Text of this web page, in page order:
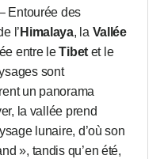
Entourée des
l’ Himalaya, la Vallée
entre leTibet et le
sont
un panorama
la vallée prend
lunaire, d’où son
», tandis qu’en été,